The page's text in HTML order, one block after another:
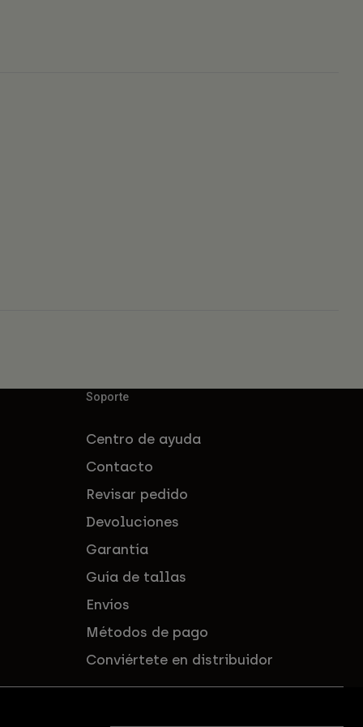
Soporte
Centro de ayuda
Contacto
Revisar pedido
Devoluciones
Garantía
Guía de tallas
Envíos
Métodos de pago
Conviértete en distribuidor